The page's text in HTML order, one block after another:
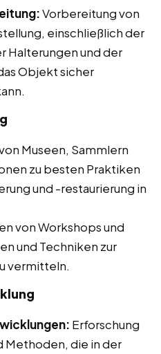
Vorbereitung von
einschließlich der
Halterungen und der
Objekt sicher
Museen, Sammlern
zu besten Praktiken
und -restaurierung in
von Workshops und
und Techniken zur
vermitteln.
Erforschung
Methoden, die in der